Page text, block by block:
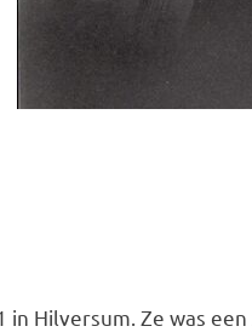
Hilversum. Ze was een